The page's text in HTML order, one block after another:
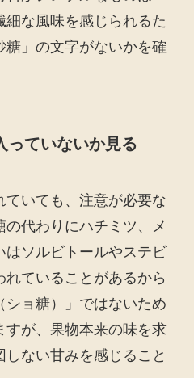
細な風味を感じられるた
」の文字がないかを確
っていないか見る
ていても、注意が必要な
代わりにハチミツ、メ
はソルビトールやステビ
ていることがあるから
ショ糖）」ではないため
すが、果物本来の味を求
ない甘みを感じること